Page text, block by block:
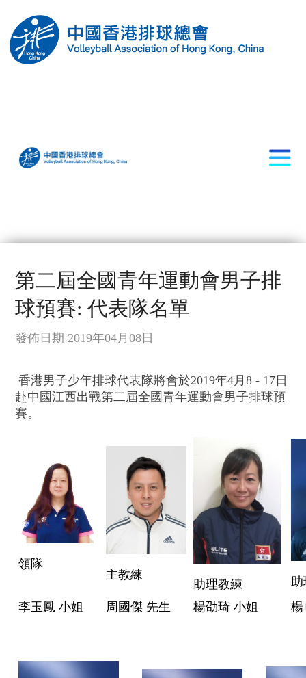
第二屆全國青年運動會男子排
球預賽: 代表隊名單
發佈日期 2019年04月08日
香港男子少年排球代表隊將會於2019年4月8 - 17 日
赴中國江西出戰第二屆全國青年運動會男子排球預
賽。
領隊
主教練
助理教練
李玉鳳 小姐
周國傑 先生 楊劭琦 小姐 楊